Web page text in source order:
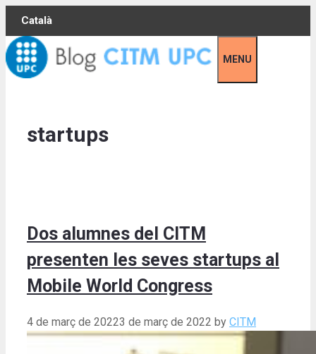
Skip
content
Català
MENU
startups
Dos alumnes del CITM
presenten les seves startups al
Mobile World Congress
4 de març de 20223 de març de 2022 by CITM